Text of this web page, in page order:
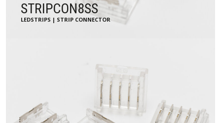
STRIPCON8SS
LEDSTRIPS | STRIP CONNECTOR